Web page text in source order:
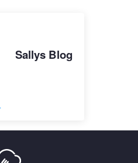
Sallys Blog